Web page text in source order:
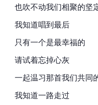
也吹不动我们相聚的坚
我知道唱到最后
只有一个是最幸福的
请试着忘掉心灰
一起温习那首我们共同
我知道一路走过